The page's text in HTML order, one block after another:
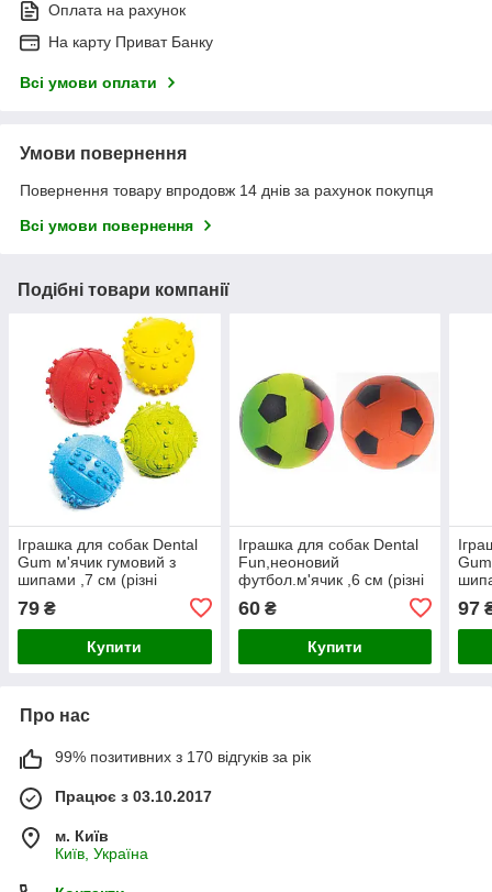
Оплата на рахунок
На карту Приват Банку
Всі умови оплати
Умови повернення
Повернення товару впродовж 14 днів за рахунок покупця
Всі умови повернення
Подібні товари компанії
Іграшка для собак Dental
Gum м'ячик гумовий з
шипами ,7 см (різні
79 ₴
Купити
Іграшка для собак Dental
Fun,неоновий
футбол.м'ячик ,6 см (різні
60₴
Купити
97
Про нас
99% позитивних з 170 відгуків за рік
Працює з 03.10.2017
м. Київ
Київ, Україна